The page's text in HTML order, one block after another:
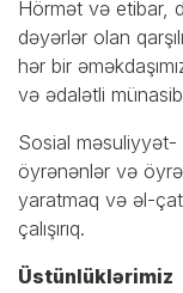
Hörmət və etibar,
dəyərlər olan
hər bir
və ədalətli
Sosial məsuliyyət-
öyrənənlər və
yaratmaq və əl-
çalışırıq.
Üstünlüklərimiz